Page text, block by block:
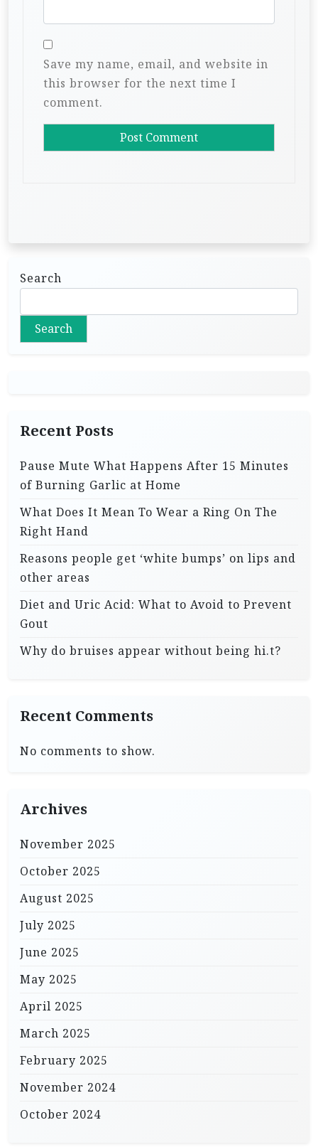
Save my name, email, and website in
this browser for the next time I
comment.
Search
Search
Recent Posts
Pause Mute What Happens After 15 Minutes
of Burning Garlic at Home
What Does It Mean To Wear a Ring On The
Right Hand
Reasons people get ‘white bumps’ on lips and
other areas
Diet and Uric Acid: What to Avoid to Prevent
Gout
Why do bruises appear without being hi.t?
Recent Comments
No comments to show.
Archives
November 2025
October 2025
August 2025
July 2025
June 2025
May 2025
April 2025
March 2025
February 2025
November 2024
October 2024